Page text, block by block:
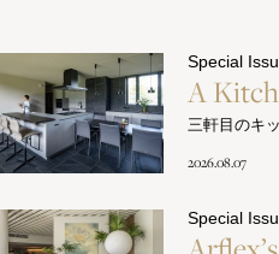
Special
A
三軒目のキ
2026.08.07
Special